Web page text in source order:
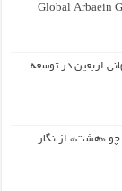
Global Arbaein
اربعین در توسعه
«هشت» از نگار